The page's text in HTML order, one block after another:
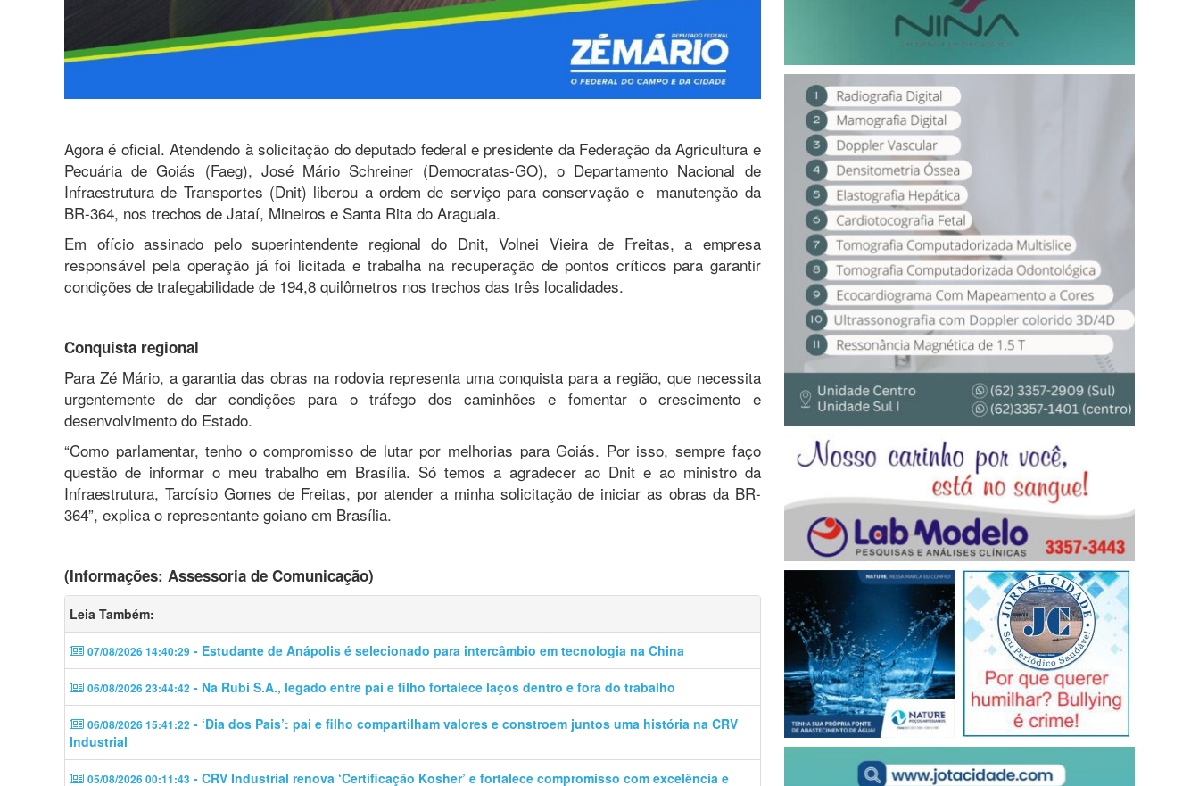
Agora é oficial. Atendendo à solicitação do deputado federal e presidente da Federação da Agricultura e
Pecuária de Goiás (Faeg), José Mário Schreiner (Democratas-GO), o Departamento Nacional de
Infraestrutura de Transportes (Dnit) liberou a ordem de serviço para conservação e manutenção da
BR-364, nos trechos de Jataí, Mineiros e Santa Rita do Araguaia.
Em ofício assinado pelo superintendente regional do Dnit, Volnei Vieira de Freitas, a empresa
responsável pela operação já foi licitada e trabalha na recuperação de pontos críticos para garantir
condições de trafegabilidade de 194,8 quilômetros nos trechos das três localidades.
Conquista regional
Para Zé Mário, a garantia das obras na rodovia representa uma conquista para a região, que necessita
urgentemente de dar condições para o tráfego dos caminhões e fomentar o crescimento e
desenvolvimento do Estado.
“Como parlamentar, tenho o compromisso de lutar por melhorias para Goiás. Por isso, sempre faço
questão de informar o meu trabalho em Brasília. Só temos a agradecer ao Dnit e ao ministro da
Infraestrutura, Tarcísio Gomes de Freitas, por atender a minha solicitação de iniciar as obras da BR-
364”, explica o representante goiano em Brasília.
(Informações: Assessoria de Comunicação)
Leia Também:
07/08/2026 14:40:29 - Estudante de Anápolis é selecionado para intercâmbio em tecnologia na China
06/08/2026 23:44:42 - Na Rubi S.A., legado entre pai e filho fortalece laços dentro e fora do trabalho
06/08/2026 15:41:22 - ‘Dia dos Pais’: pai e filho compartilham valores e constroem juntos uma história na CRV
Industrial
05/08/2026 00:11:43 - CRV Industrial renova ‘Certificação Kosher’ e fortalece compromisso com excelência e